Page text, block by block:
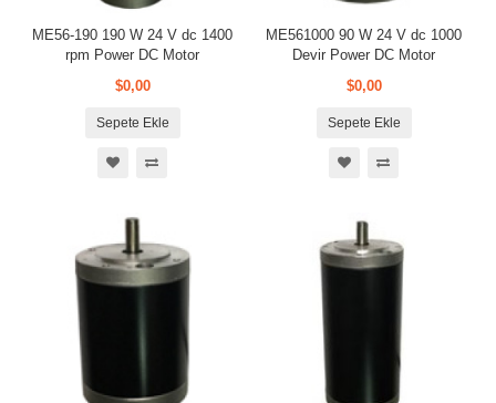
ME56-190 190 W 24 V dc 1400
rpm Power DC Motor
$0,00
Sepete Ekle
ME561000 90 W 24 V dc 1000
Devir Power DC Motor
$0,00
Sepete Ekle